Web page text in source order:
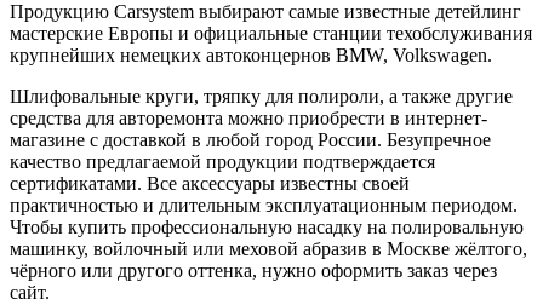
Продукцию Carsystem выбирают самые известные детейлинг
мастерские Европы и официальные станции техобслуживания
крупнейших немецких автоконцернов BMW, Volkswagen.
Шлифовальные круги, тряпку для полироли, а также другие
средства для авторемонта можно приобрести в интернет-
магазине с доставкой в любой город России. Безупречное
качество предлагаемой продукции подтверждается
сертификатами. Все аксессуары известны своей
практичностью и длительным эксплуатационным периодом.
Чтобы купить профессиональную насадку на полировальную
машинку, войлочный или меховой абразив в Москве жёлтого,
чёрного или другого оттенка, нужно оформить заказ через
сайт.